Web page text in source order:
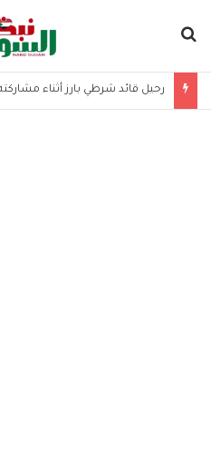
رحيل قائد شرطي بارز أثناء